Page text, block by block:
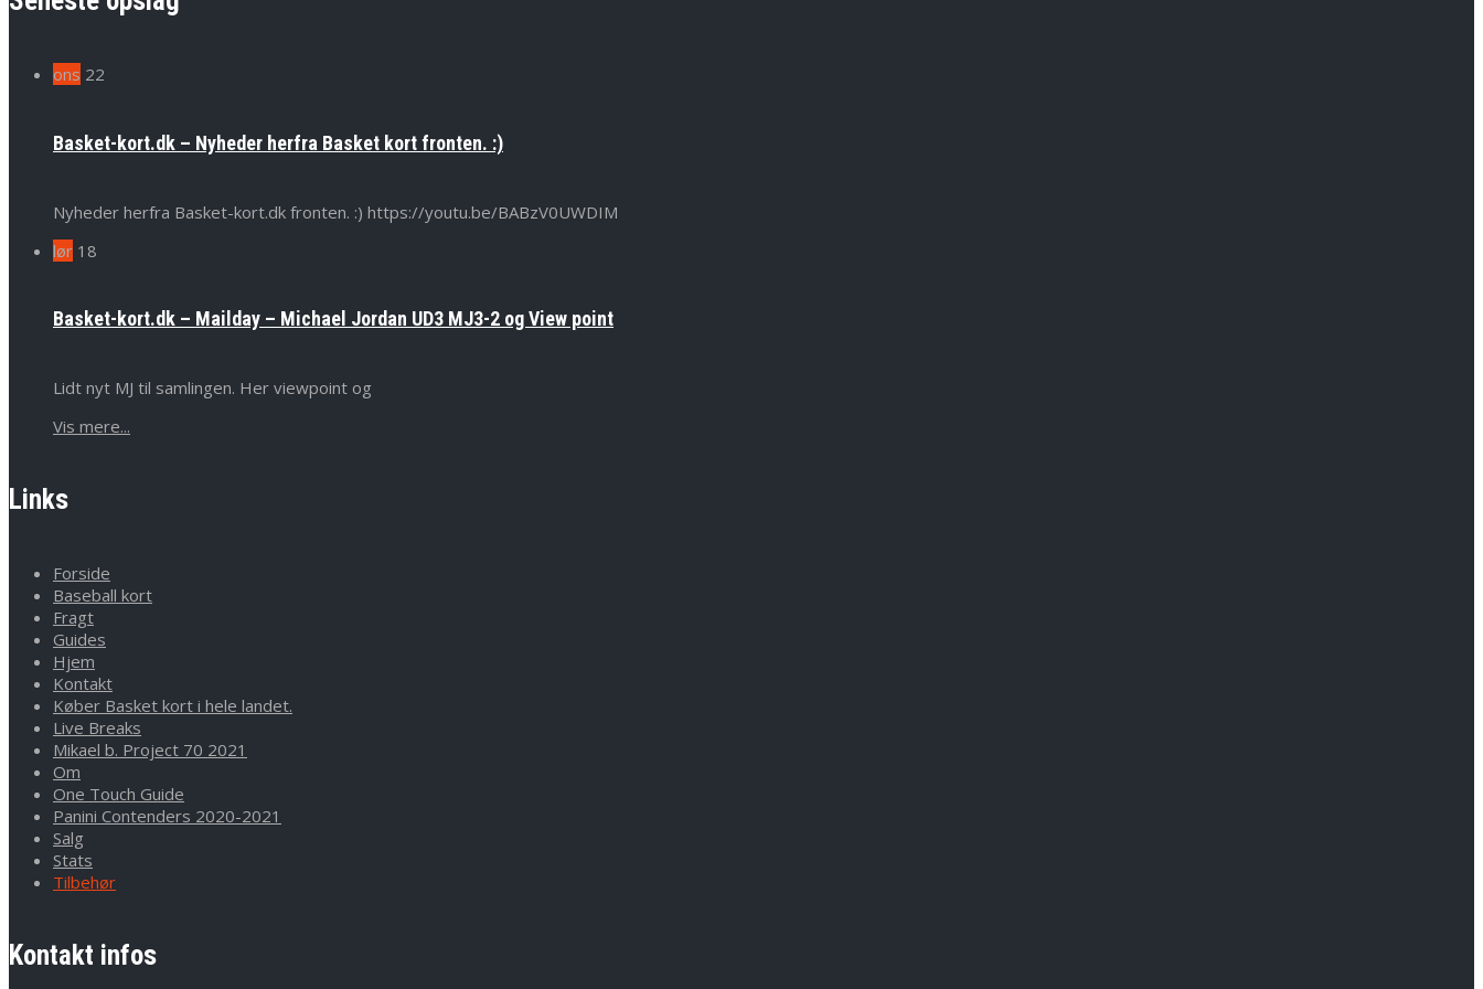
ons 22
Basket-kort.dk – Nyheder herfra Basket kort fronten. :)
Nyheder herfra Basket-kort.dk fronten. :) https://youtu.be/BABzV0UWDIM
lør 18
Basket-kort.dk – Mailday – Michael Jordan UD3 MJ3-2 og View point
Lidt nyt MJ til samlingen. Her viewpoint og
Vis mere...
Links
Forside
Baseball kort
Fragt
Guides
Hjem
Kontakt
Køber Basket kort i hele landet.
Live Breaks
Mikael b. Project 70 2021
Om
One Touch Guide
Panini Contenders 2020-2021
Salg
Stats
Tilbehør
Kontakt infos